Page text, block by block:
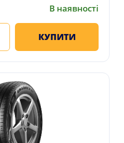
В наявності
КУПИТИ